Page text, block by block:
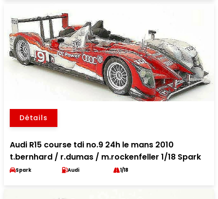
Détails
Audi R15 course tdi no.9 24h le mans 2010
t.bernhard / r.dumas / m.rockenfeller 1/18 Spark
Spark Audi 1/18